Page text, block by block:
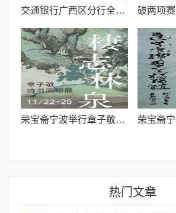
交通银行广西区分行全力助阵中国匹克球巡回赛总决赛
荣宝斋宁波举行章子敬诗书画印展
热门文章